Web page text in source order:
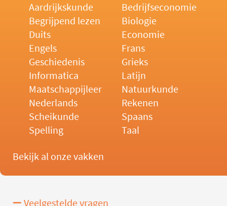
Aardrijkskunde
Bedrijfseconomie
Begrijpend lezen
Biologie
Duits
Economie
Engels
Frans
Geschiedenis
Grieks
Informatica
Latijn
Maatschappijleer
Natuurkunde
Nederlands
Rekenen
Scheikunde
Spaans
Spelling
Taal
Bekijk al onze vakken
Veelgestelde vragen